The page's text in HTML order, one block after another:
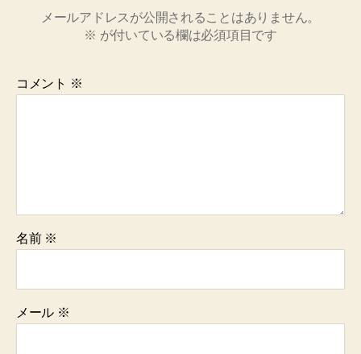
メールアドレスが公開されることはありません。
※ が付いている欄は必須項目です
コメント ※
名前 ※
メール ※